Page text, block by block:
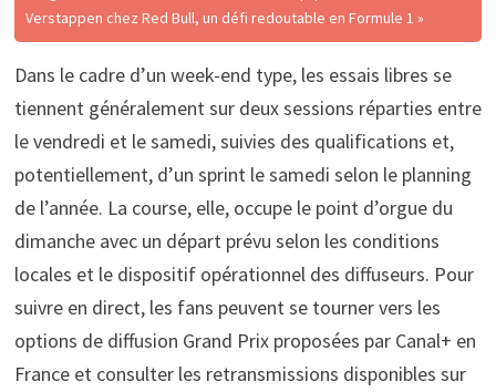
Verstappen chez Red Bull, un défi redoutable en Formule 1 »
Dans le cadre d’un week-end type, les essais libres se
tiennent généralement sur deux sessions réparties entre
le vendredi et le samedi, suivies des qualifications et,
potentiellement, d’un sprint le samedi selon le planning
de l’année. La course, elle, occupe le point d’orgue du
dimanche avec un départ prévu selon les conditions
locales et le dispositif opérationnel des diffuseurs. Pour
suivre en direct, les fans peuvent se tourner vers les
options de diffusion Grand Prix proposées par Canal+ en
France et consulter les retransmissions disponibles sur